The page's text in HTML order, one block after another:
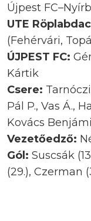
Újpest
UTE
(Fehérvári,
ÚJPEST FC:
Kártik
Csere:
Pál P., Vas Á.,
Kovács
Vezetőedző:
Gól: Suscsák
(29.), Czerman